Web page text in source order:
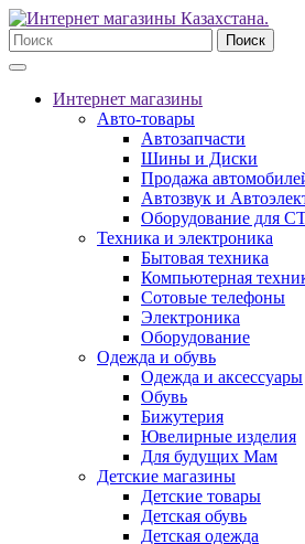
Поиск
Интернет магазины
Авто-товары
Автозапчасти
Шины и Диски
Продажа
Автозвук и
Оборудование для
Техника и электроника
Бытовая техника
Компьютерная
Сотовые телефоны
Электроника
Оборудование
Одежда и обувь
Одежда и аксессуары
Обувь
Бижутерия
Ювелирные изделия
Для будущих Мам
Детские магазины
Детские товары
Детская обувь
Детская одежда